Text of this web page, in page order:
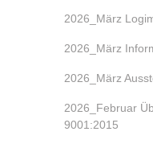
2026_März
2026_März
2026_März
2026_Februar
9001:2015